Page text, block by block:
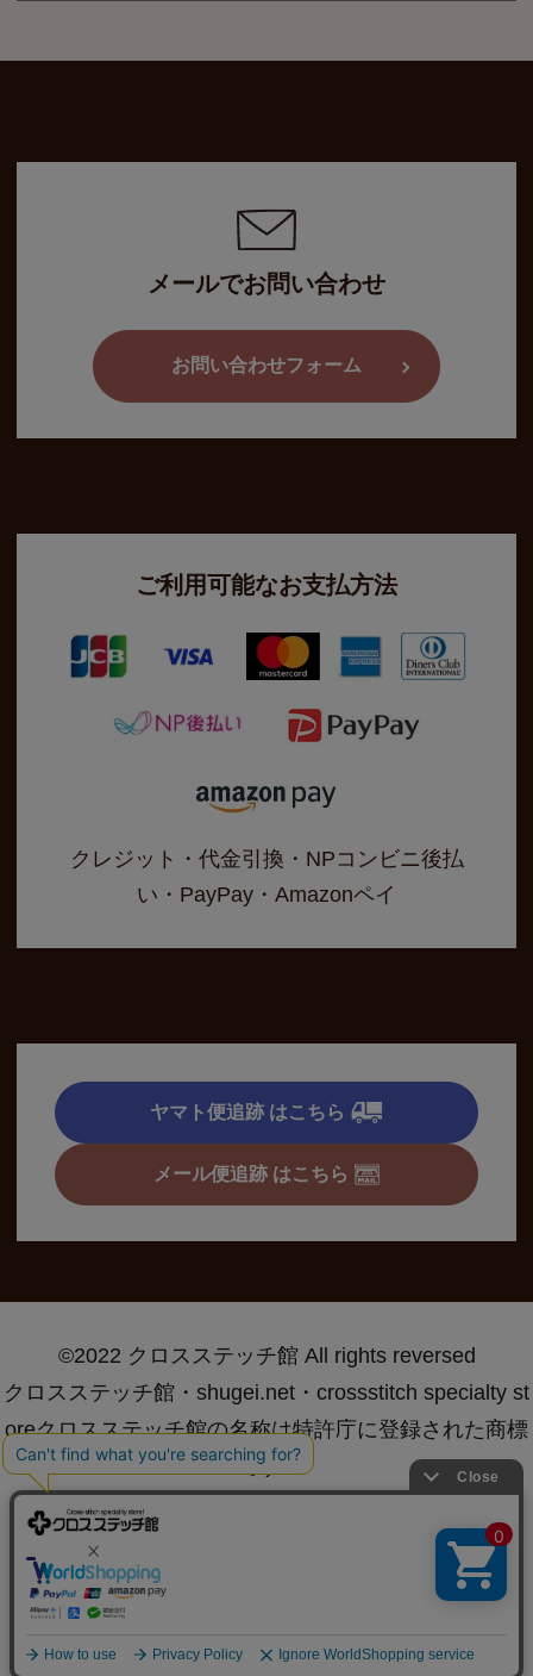
メールでお問い合わせ
お問い合わせフォーム
ご利用可能なお支払方法
クレジット・代金引換・NPコンビニ後払
い・PayPay・Amazonペイ
ヤマト便追跡 はこちら
メール便追跡 はこちら
©2022 クロスステッチ館 All rights reversed
クロスステッチ館・shugei.net・crossstitch specialty st
oreクロスステッチ館の名称は特許庁に登録された商標
です®